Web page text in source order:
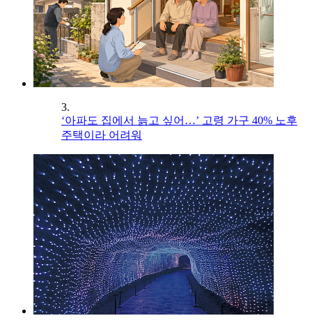
3.
‘아파도 집에서 늙고 싶어…’ 고령 가구 40% 노후
주택이라 어려워